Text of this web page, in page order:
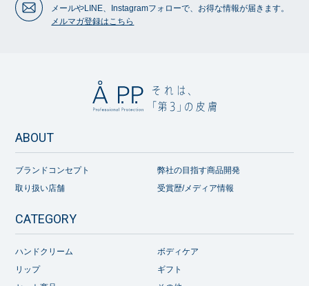
メールやLINE、Instagramフォローで、お得な情報が届きます。
メルマガ登録はこちら
ABOUT
ブランドコンセプト
弊社の目指す商品開発
取り扱い店舗
受賞歴/メディア情報
CATEGORY
ハンドクリーム
ボディケア
リップ
ギフト